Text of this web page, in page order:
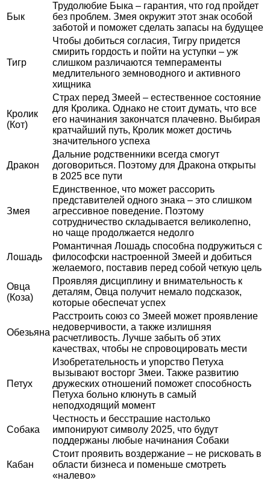
Бык
Трудолюбие Быка – гарантия, что год пройдет
без проблем. Змея окружит этот знак особой
заботой и поможет сделать запасы на будущее
Тигр
Чтобы добиться согласия, Тигру придется
смирить гордость и пойти на уступки – уж
слишком различаются темпераменты
медлительного земноводного и активного
хищника
Кролик
(Кот)
Страх перед Змеей – естественное состояние
для Кролика. Однако не стоит думать, что все
его начинания закончатся плачевно. Выбирая
кратчайший путь, Кролик может достичь
значительного успеха
Дракон
Дальние родственники всегда смогут
договориться. Поэтому для Дракона открыты
в 2025 все пути
Змея
Единственное, что может рассорить
представителей одного знака – это слишком
агрессивное поведение. Поэтому
сотрудничество складывается великолепно,
но чаще продолжается недолго
Лошадь
Романтичная Лошадь способна подружиться с
философски настроенной Змеей и добиться
желаемого, поставив перед собой четкую цель
Овца
(Коза)
Проявляя дисциплину и внимательность к
деталям, Овца получит немало подсказок,
которые обеспечат успех
Обезьяна
Расстроить союз со Змеей может проявление
недоверчивости, а также излишняя
расчетливость. Лучше забыть об этих
качествах, чтобы не спровоцировать мести
Петух
Изобретательность и упорство Петуха
вызывают восторг Змеи. Также развитию
дружеских отношений поможет способность
Петуха больно клюнуть в самый
неподходящий момент
Собака
Честность и бесстрашие настолько
импонируют символу 2025, что будут
поддержаны любые начинания Собаки
Кабан
Стоит проявить воздержание – не рисковать в
области бизнеса и поменьше смотреть
«налево»